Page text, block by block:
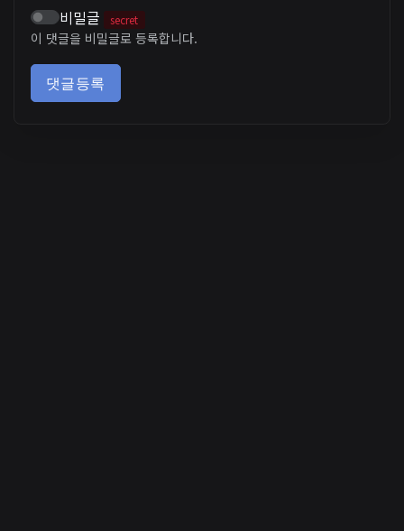
비밀글 secret
이 댓글을 비밀글로 등록합니다.
댓글등록